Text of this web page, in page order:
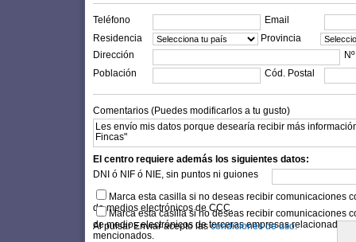
Teléfono
Email
Residencia
Provincia
Dirección
Nº
Población
Cód. Postal
Comentarios (Puedes modificarlos a tu gusto)
El centro requiere además los siguientes datos:
DNI ó NIF ó NIE, sin puntos ni guiones
Marca esta casilla si no deseas recibir comunicaciones
de medios electrónicos de CCC.
Marca esta casilla si no deseas recibir comunicaciones
de medios electrónicos de terceras empresas relacionadas
mencionados.
Al pulsar Enviar acepto lascondiciones de uso.